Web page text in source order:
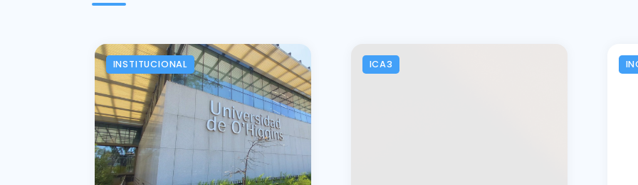
INSTITUCIONAL ICA3